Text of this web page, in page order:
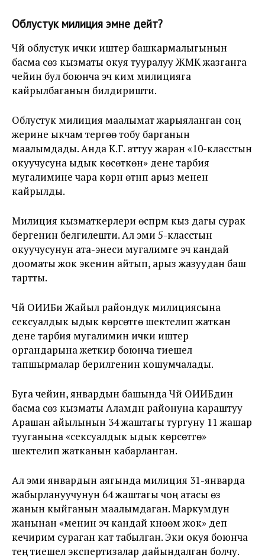
Облустук милиция эмне дейт?
Чүй облустук ички иштер башкармалыгынын
басма сөз кызматы окуя тууралуу ЖМК жазганга
чейин бул боюнча эч ким милицияга
кайрылбаганын билдиришти.
Облустук милиция маалымат жарыяланган соң
жерине ыкчам тергөө тобу барганын
маалымдады. Анда К.Г. аттуу жаран «10-класстын
окуучусуна ыдык көсөткөн» дене тарбия
мугалимине чара көрүүнү өтүнүп арыз менен
кайрылды.
Милиция кызматкерлери өспүрүм кыз дагы сурак
бергенин белгилешти. Ал эми 5-класстын
окуучусунун ата-энеси мугалимге эч кандай
дооматы жок экенин айтып, арыз жазуудан баш
тартты.
Чүй ОИИБи Жайыл райондук милициясына
сексуалдык ыдык көрсөтүүгө шектелип жаткан
дене тарбия мугалимин ички иштер
органдарына жеткирүү боюнча тиешелүү
тапшырмалар берилгенин кошумчалады.
Буга чейин, январдын башында Чүй ОИИБдин
басма сөз кызматы Аламүдүн районуна караштуу
Арашан айылынын 34 жаштагы тургуну 11 жашар
тууганына «сексуалдык ыдык көрсөтүүгө»
шектелип жатканын кабарланган.
Ал эми январдын аягында милиция 31-январда
жабырлануучунун 64 жаштагы чоң атасы өз
жанын кыйганын маалымдаган. Маркумдун
жанынан «менин эч кандай күнөөм жок» деп
кечирим сураган кат табылган. Эки окуя боюнча
тең тиешелүү экспертизалар дайындалган болчу.